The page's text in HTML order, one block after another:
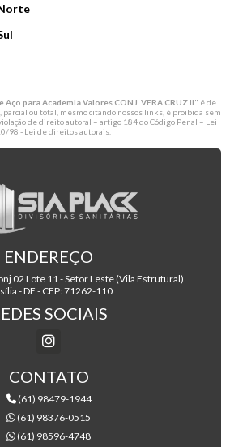
Aço para Academia Valores CONJ. VERA CRUZ II" é de
ou total, mesmo citando nossos links, é proibida sem
de direito autoral – artigo 184 do Código Penal – Lei
98 - Lei de direitos autorais
ENDEREÇO
02 Lote 11 - Setor Leste (Vila Estrutural)
- DF - CEP: 71262-110
SOCIAIS
CONTATO
(61) 98479-1944
(61) 98376-0515
(61) 98596-4748